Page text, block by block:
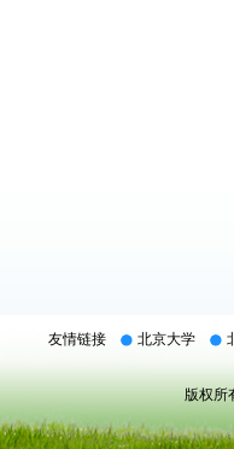
友情链接 北京大学
版权